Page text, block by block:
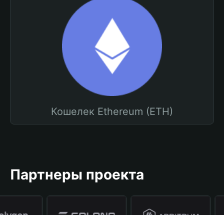
Кошелек Ethereum (ETH)
Партнеры проекта